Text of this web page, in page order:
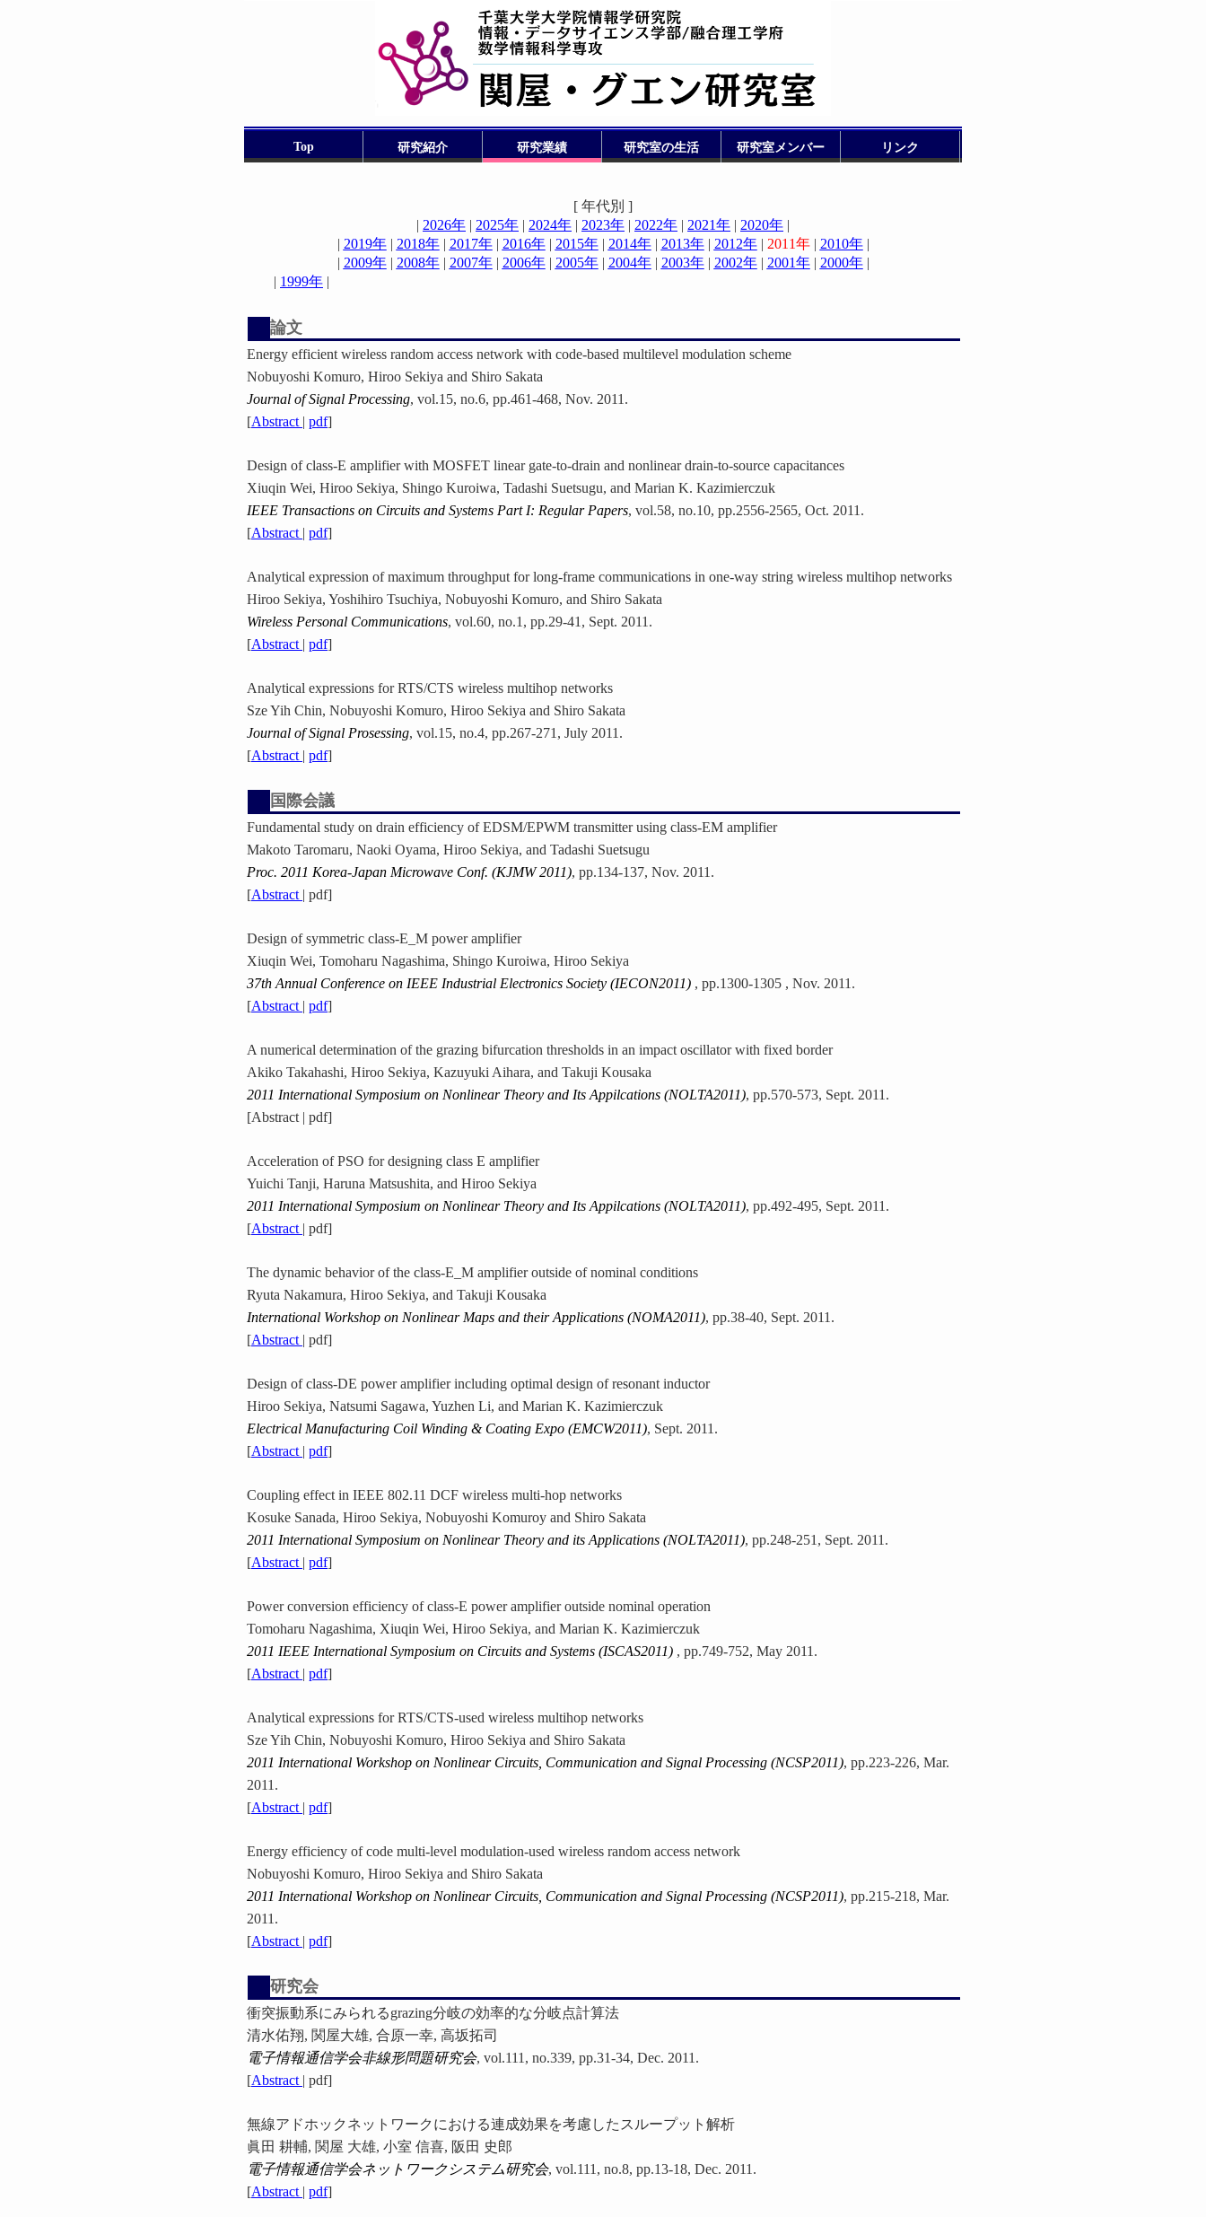
Top 研究紹介 研究業績 研究室の生活 研究室メンバー リンク
[ 年代別 ]
| 2026年 | 2025年 | 2024年 | 2023年 | 2022年 | 2021年 | 2020年 |
| 2019年| 2018年| 2017年| 2016年| 2015年| 2014年| 2013年| 2012年| 2011年| 2010年|
| 2009年| 2008年| 2007年| 2006年| 2005年| 2004年| 2003年| 2002年| 2001年| 2000年|
| 1999年 |
論文
Energy efficient wireless random access network with code-based multilevel modulation scheme
Nobuyoshi Komuro, Hiroo Sekiya and Shiro Sakata
Journal of Signal Processing, vol.15, no.6, pp.461-468, Nov. 2011.
[Abstract | pdf]
Design of class-E amplifier with MOSFET linear gate-to-drain and nonlinear drain-to-source capacitances
Xiuqin Wei, Hiroo Sekiya, Shingo Kuroiwa, Tadashi Suetsugu, and Marian K. Kazimierczuk
IEEE Transactions on Circuits and Systems Part I: Regular Papers, vol.58, no.10, pp.2556-2565, Oct. 2011.
[Abstract | pdf]
Analytical expression of maximum throughput for long-frame communications in one-way string wireless multihop networks
Hiroo Sekiya, Yoshihiro Tsuchiya, Nobuyoshi Komuro, and Shiro Sakata
Wireless Personal Communications, vol.60, no.1, pp.29-41, Sept. 2011.
[Abstract | pdf]
Analytical expressions for RTS/CTS wireless multihop networks
Sze Yih Chin, Nobuyoshi Komuro, Hiroo Sekiya and Shiro Sakata
Journal of Signal Prosessing, vol.15, no.4, pp.267-271, July 2011.
[Abstract | pdf]
国際会議
Fundamental study on drain efficiency of EDSM/EPWM transmitter using class-EM amplifier
Makoto Taromaru, Naoki Oyama, Hiroo Sekiya, and Tadashi Suetsugu
Proc. 2011 Korea-Japan Microwave Conf. (KJMW 2011), pp.134-137, Nov. 2011.
[Abstract | pdf]
Design of symmetric class-E_M power amplifier
Xiuqin Wei, Tomoharu Nagashima, Shingo Kuroiwa, Hiroo Sekiya
37th Annual Conference on IEEE Industrial Electronics Society (IECON2011) , pp.1300-1305 , Nov. 2011.
[Abstract | pdf]
A numerical determination of the grazing bifurcation thresholds in an impact oscillator with fixed border
Akiko Takahashi, Hiroo Sekiya, Kazuyuki Aihara, and Takuji Kousaka
2011 International Symposium on Nonlinear Theory and Its Appilcations (NOLTA2011), pp.570-573, Sept. 2011.
[Abstract | pdf]
Acceleration of PSO for designing class E amplifier
Yuichi Tanji, Haruna Matsushita, and Hiroo Sekiya
2011 International Symposium on Nonlinear Theory and Its Appilcations (NOLTA2011), pp.492-495, Sept. 2011.
[Abstract | pdf]
The dynamic behavior of the class-E_M amplifier outside of nominal conditions
Ryuta Nakamura, Hiroo Sekiya, and Takuji Kousaka
International Workshop on Nonlinear Maps and their Applications (NOMA2011), pp.38-40, Sept. 2011.
[Abstract | pdf]
Design of class-DE power amplifier including optimal design of resonant inductor
Hiroo Sekiya, Natsumi Sagawa, Yuzhen Li, and Marian K. Kazimierczuk
Electrical Manufacturing Coil Winding & Coating Expo (EMCW2011), Sept. 2011.
[Abstract | pdf]
Coupling effect in IEEE 802.11 DCF wireless multi-hop networks
Kosuke Sanada, Hiroo Sekiya, Nobuyoshi Komuroy and Shiro Sakata
2011 International Symposium on Nonlinear Theory and its Applications (NOLTA2011), pp.248-251, Sept. 2011.
[Abstract | pdf]
Power conversion efficiency of class-E power amplifier outside nominal operation
Tomoharu Nagashima, Xiuqin Wei, Hiroo Sekiya, and Marian K. Kazimierczuk
2011 IEEE International Symposium on Circuits and Systems (ISCAS2011) , pp.749-752, May 2011.
[Abstract | pdf]
Analytical expressions for RTS/CTS-used wireless multihop networks
Sze Yih Chin, Nobuyoshi Komuro, Hiroo Sekiya and Shiro Sakata
2011 International Workshop on Nonlinear Circuits, Communication and Signal Processing (NCSP2011), pp.223-226, Mar.
2011.
[Abstract | pdf]
Energy efficiency of code multi-level modulation-used wireless random access network
Nobuyoshi Komuro, Hiroo Sekiya and Shiro Sakata
2011 International Workshop on Nonlinear Circuits, Communication and Signal Processing (NCSP2011), pp.215-218, Mar.
2011.
[Abstract | pdf]
研究会
衝突振動系にみられるgrazing分岐の効率的な分岐点計算法
清水佑翔, 関屋大雄, 合原一幸, 高坂拓司
電子情報通信学会非線形問題研究会, vol.111, no.339, pp.31-34, Dec. 2011.
[Abstract | pdf]
無線アドホックネットワークにおける連成効果を考慮したスループット解析
眞田 耕輔, 関屋 大雄, 小室 信喜, 阪田 史郎
電子情報通信学会ネットワークシステム研究会, vol.111, no.8, pp.13-18, Dec. 2011.
[Abstract | pdf]